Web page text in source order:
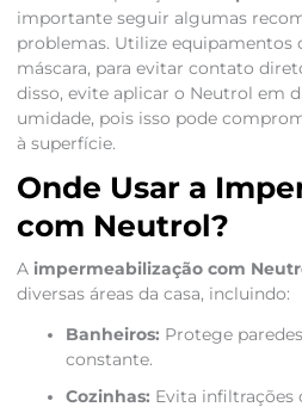
importante seguir algumas
problemas. Utilize equipamentos
máscara, para evitar contato
disso, evite aplicar o Neutrol em
umidade, pois isso pode
à superfície.
Onde Usar a
com Neutrol?
A impermeabilização com
diversas áreas da casa, incluindo:
Banheiros: Protege
constante.
Cozinhas: Evita infiltrações